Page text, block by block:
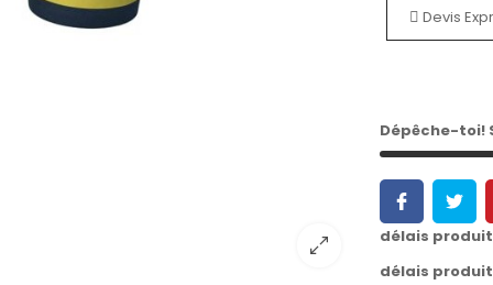
Devis
Dépêche-toi!
délais
délais produit